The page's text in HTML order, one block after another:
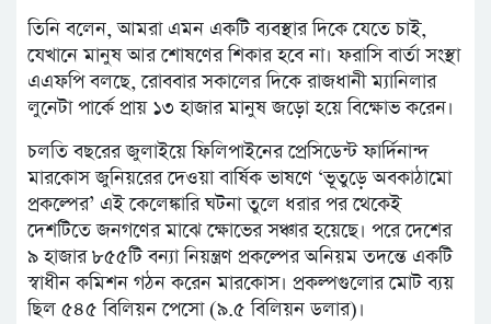
তিনি বলেন, আমরা এমন একটি ব্যবস্থার দিকে যেতে চাই,
যেখানে মানুষ আর শোষণের শিকার হবে না। ফরাসি বার্তা সংস্থা
এএফপি বলছে, রোববার সকালের দিকে রাজধানী ম্যানিলার
লুনেটা পার্কে প্রায় ১৩ হাজার মানুষ জড়ো হয়ে বিক্ষোভ করেন।
চলতি বছরের জুলাইয়ে ফিলিপাইনের প্রেসিডেন্ট ফার্দিনান্দ
মারকোস জুনিয়রের দেওয়া বার্ষিক ভাষণে ‘ভূতুড়ে অবকাঠামো
প্রকল্পের’ এই কেলেঙ্কারি ঘটনা তুলে ধরার পর থেকেই
দেশটিতে জনগণের মাঝে ক্ষোভের সঞ্চার হয়েছে। পরে দেশের
৯ হাজার ৮৫৫টি বন্যা নিয়ন্ত্রণ প্রকল্পের অনিয়ম তদন্তে একটি
স্বাধীন কমিশন গঠন করেন মারকোস। প্রকল্পগুলোর মোট ব্যয়
ছিল ৫৪৫ বিলিয়ন পেসো (৯.৫ বিলিয়ন ডলার)।